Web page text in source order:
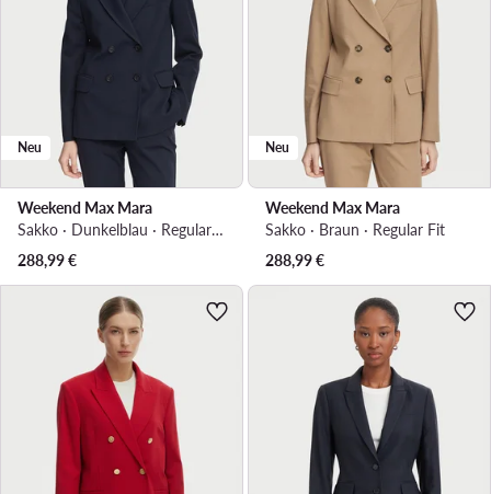
Neu
Weekend Max Mara
Sakko · Dunkelblau · Regular Fit
288,99€
Neu
Weekend Max Mara
Sakko · Braun · Regular Fit
288,99€